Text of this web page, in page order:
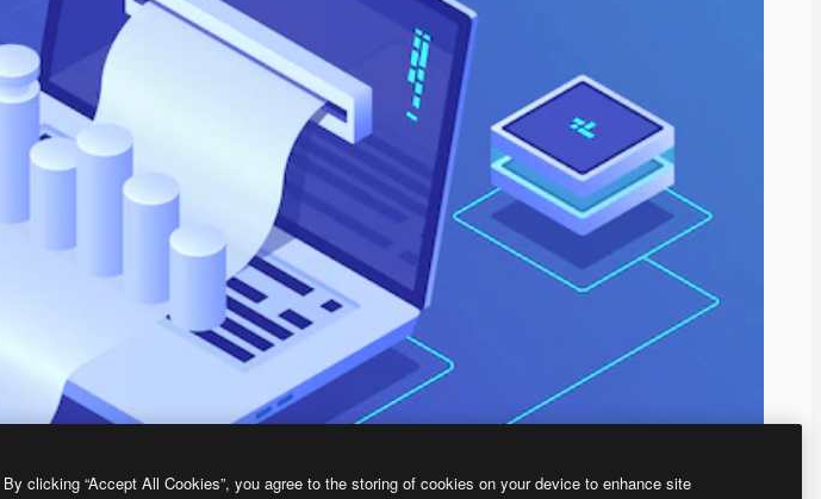
By clicking “Accept All Cookies”, you agree to the storing of cookies on your device to enhance site